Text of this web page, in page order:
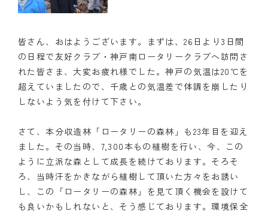
理事会報告
年間プログラム
木曜会
クラブのあゆみ
クラブの歴史
歴代会長・幹事
皆さん、おはようございます。まずは、26日より3日間
の日程で友好クラブ・神戸南ロータリークラブへ訪問さ
れた皆さま、大変お疲れ様でした。神戸の気温は20℃を
超えていましたので、千歳との気温差で体調を崩したり
しないよう気を付けて下さい。
さて、本分収造林「ロータリーの森林」も23年目を迎え
ました。その当時、7,300本もの植樹を行い、今、この
ように立派な森として成長を続けております。そろそ
ろ、当時汗をかきながら植樹して頂いた方々をお誘い
し、この「ロータリーの森林」を見て頂く機会を設けて
も良いかもしれないと、そう感じております。環境保全